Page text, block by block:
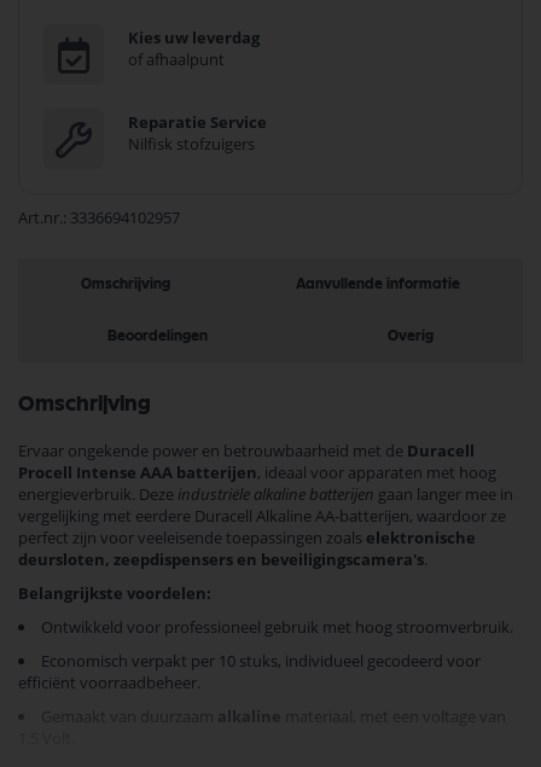
Kies uw leverdag
of afhaalpunt
Reparatie Service
Nilfisk stofzuigers
Art.nr. 3336694102957
Omschrijving Aanvullende informatie
Beoordelingen Overig
Omschrijving
Ervaar ongekende power en betrouwbaarheid met de Duracell
Procell Intense AAA batterijen, ideaal voor apparaten met hoog
energieverbruik. Deze industriële alkaline batterijen gaan langer mee in
vergelijking met eerdere Duracell Alkaline AA-batterijen, waardoor ze
perfect zijn voor veeleisende toepassingen zoals elektronische
deursloten, zeepdispensers en beveiligingscamera's.
Belangrijkste voordelen:
Ontwikkeld voor professioneel gebruik met hoog stroomverbruik.
Economisch verpakt per 10 stuks, individueel gecodeerd voor
efficiënt voorraadbeheer.
Gemaakt van duurzaam
alkaline materiaal, met een voltage van